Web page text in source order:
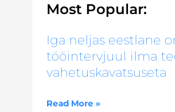
Most Popular:
Iga neljas eestlane
tööintervjuul ilma
vahetuskavatsuseta
Read More »